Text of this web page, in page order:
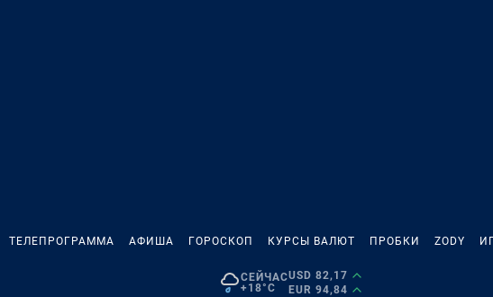
ТЕЛЕПРОГРАММА АФИША ГОРОСКОП КУРСЫ ВАЛЮТ ПРОБКИ ZODY
СЕЙЧАС
+18°C
USD 82,17
EUR 94,84